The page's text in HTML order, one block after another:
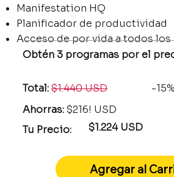
Manifestation HQ
Planificador de productividad
Acceso de por vida a todos los
Obtén 3 programas por el
Total:$1.440 USD
Tu Precio:
Agregar al
$1.224 USD
-15%
Ahorras:$216! USD